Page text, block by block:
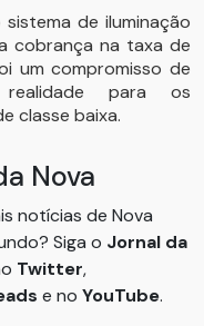
de iluminação
cobrança na taxa de
um compromisso de
para os
classe baixa.
Nova
notícias de Nova
Siga o Jornal da
Twitter,
e no YouTube.